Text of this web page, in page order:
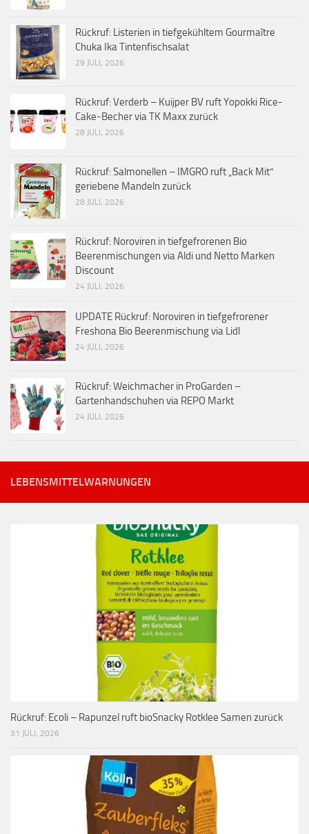
Rückruf: Listerien in tiefgekühltem Gourmaître
Chuka Ika Tintenfischsalat
29 JULI, 2026
Rückruf: Verderb – Kuijper BV ruft Yopokki Rice-
Cake-Becher via TK Maxx zurück
28 JULI, 2026
Rückruf: Salmonellen – IMGRO ruft „Back Mit“
geriebene Mandeln zurück
28 JULI, 2026
Rückruf: Noroviren in tiefgefrorenen Bio
Beerenmischungen via Aldi und Netto Marken
Discount
24 JULI, 2026
UPDATE Rückruf: Noroviren in tiefgefrorener
Freshona Bio Beerenmischung via Lidl
24 JULI, 2026
Rückruf: Weichmacher in ProGarden –
Gartenhandschuhen via REPO Markt
24 JULI, 2026
LEBENSMITTELWARNUNGEN
Rückruf: Ecoli – Rapunzel ruft bioSnacky Rotklee Samen zurück
31 JULI, 2026